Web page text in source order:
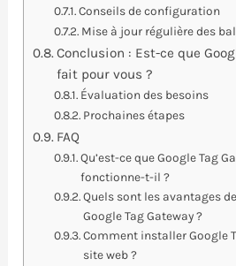
Conseils de configuration
Mise à jour régulière des
Conclusion : Est-ce que
fait pour vous ?
Évaluation des besoins
Prochaines étapes
FAQ
Qu’est-ce que Google Tag
fonctionne-t-il ?
Quels sont les avantages
Google Tag Gateway ?
Comment installer Google
site web ?